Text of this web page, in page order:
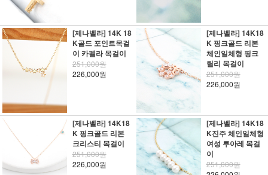
[제나벨라] 14K 18
K골드 포인트목걸
이 카펠라 목걸이
251,000원
226,000원
[제나벨라] 14K18
K 핑크골드 리본
체인일체형 핑크
릴리 목걸이
251,000원
226,000원
[제나벨라] 14K18
K 핑크골드 리본
크리스티 목걸이
251,000원
226,000원
[제나벨라] 14K18
K진주 체인일체형
여성 루아레 목걸
이
251,000원